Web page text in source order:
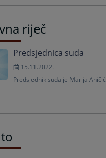
riječ
Predsjednica suda
15.11.2022.
Predsjednik suda je Marija